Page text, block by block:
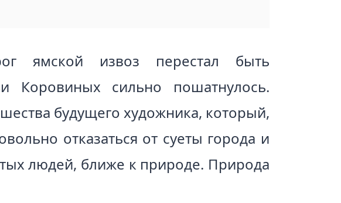
ямской извоз перестал быть
Коровиных сильно пошатнулось.
будущего художника, который,
отказаться от суеты города и
людей, ближе к природе. Природа